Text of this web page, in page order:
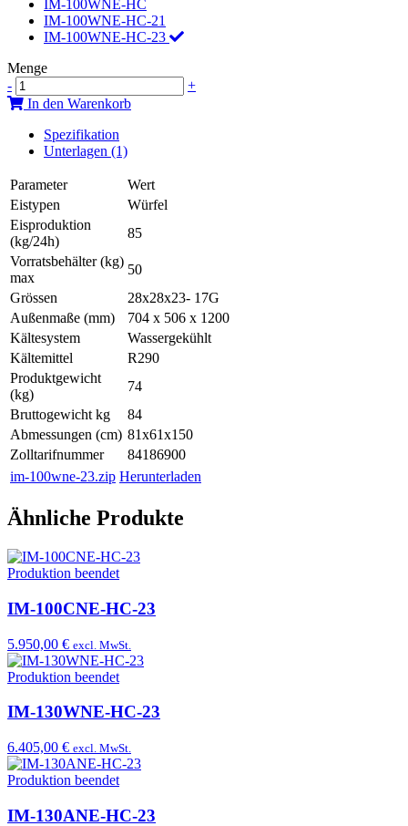
IM-100WNE-HC
IM-100WNE-HC-21
IM-100WNE-HC-23
Menge
-
+
In den Warenkorb
Spezifikation
Unterlagen (1)
Parameter
Wert
Eistypen
Würfel
Eisproduktion
(kg/24h)
85
Vorratsbehälter (kg)
max
50
Grössen
28x28x23- 17G
Außenmaße (mm)
704 x 506 x 1200
Kältesystem
Wassergekühlt
Kältemittel
R290
Produktgewicht
(kg)
74
Bruttogewicht kg
84
Abmessungen (cm) 81x61x150
Zolltarifnummer
84186900
im-100wne-23.zip Herunterladen
Ähnliche Produkte
Produktion beendet
IM-100CNE-HC-23
5.950,00 € excl. MwSt.
Produktion beendet
IM-130WNE-HC-23
6.405,00 € excl. MwSt.
Produktion beendet
IM-130ANE-HC-23